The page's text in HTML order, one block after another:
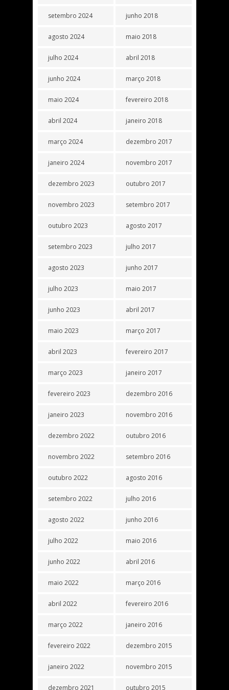
setembro 2024
agosto 2024
julho 2024
junho 2024
maio 2024
abril 2024
março 2024
janeiro 2024
dezembro 2023
novembro 2023
outubro 2023
setembro 2023
agosto 2023
julho 2023
junho 2023
maio 2023
abril 2023
março 2023
fevereiro 2023
janeiro 2023
dezembro 2022
novembro 2022
outubro 2022
setembro 2022
agosto 2022
julho 2022
junho 2022
maio 2022
abril 2022
março 2022
fevereiro 2022
janeiro 2022
dezembro 2021
junho 2018
maio 2018
abril 2018
março 2018
fevereiro 2018
janeiro 2018
dezembro 2017
novembro 2017
outubro 2017
setembro 2017
agosto 2017
julho 2017
junho 2017
maio 2017
abril 2017
março 2017
fevereiro 2017
janeiro 2017
dezembro 2016
novembro 2016
outubro 2016
setembro 2016
agosto 2016
julho 2016
junho 2016
maio 2016
abril 2016
março 2016
fevereiro 2016
janeiro 2016
dezembro 2015
novembro 2015
outubro 2015